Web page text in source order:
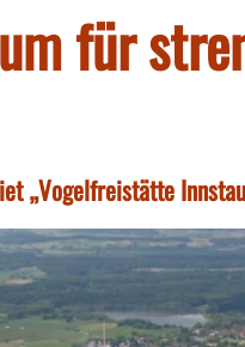
für
„Vogelfreistätte